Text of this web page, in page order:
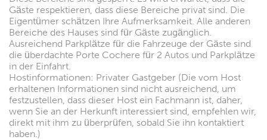
Gäste respektieren, dass diese Bereiche privat sind. Die
Eigentümer schätzen Ihre Aufmerksamkeit. Alle anderen
Bereiche des Hauses sind für Gäste zugänglich.
Ausreichend Parkplätze für die Fahrzeuge der Gäste sind
die überdachte Porte Cochere für 2 Autos und Parkplätze
in der Einfahrt.
Hostinformationen: Privater Gastgeber (Die vom Host
erhaltenen Informationen sind nicht ausreichend, um
festzustellen, dass dieser Host ein Fachmann ist, daher,
wenn Sie an der Herkunft interessiert sind, empfehlen wir,
direkt mit ihm zu überprüfen, sobald Sie ihn kontaktiert
haben.)